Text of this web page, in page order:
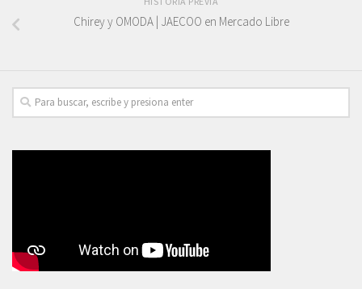
Chirey y OMODA | JAECOO en Mercado Libre